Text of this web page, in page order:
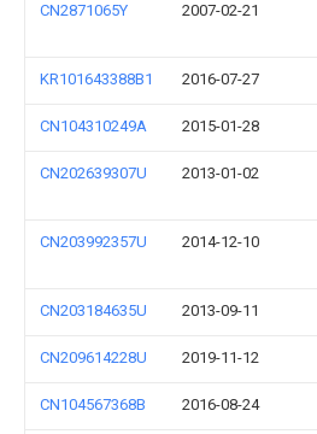
CN2871065Y 2007-02-21
KR101643388B1 2016-07-27
CN104310249A 2015-01-28
CN202639307U 2013-01-02
CN203992357U 2014-12-10
CN203184635U 2013-09-11
CN209614228U 2019-11-12
CN104567368B 2016-08-24